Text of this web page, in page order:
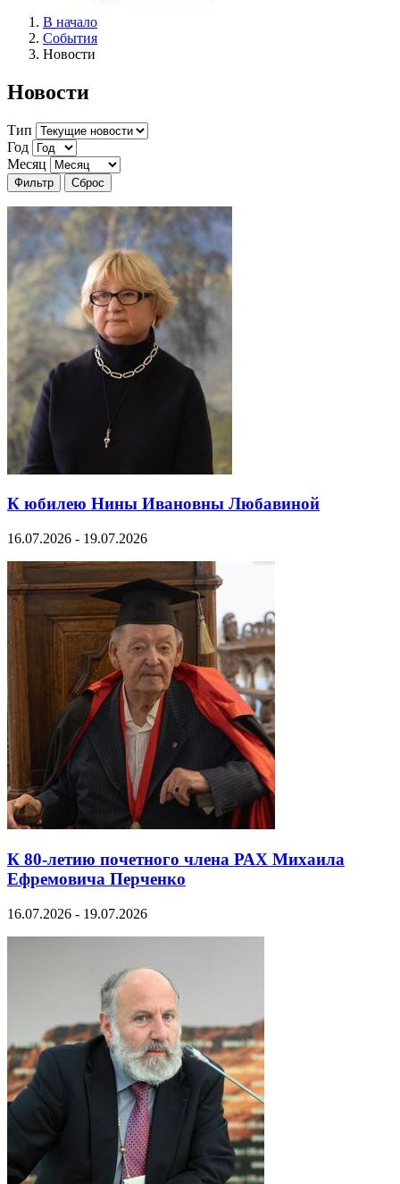
В начало
События
Новости
Новости
Тип
Год
Месяц
К юбилею Нины Ивановны Любавиной
16.07.2026 - 19.07.2026
К 80-летию почетного члена РАХ Михаила
Ефремовича Перченко
16.07.2026 - 19.07.2026